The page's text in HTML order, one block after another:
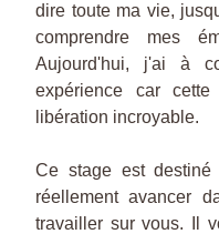
dire toute ma vie,
comprendre mes
Aujourd'hui, j'ai à
expérience car
libération incroyable.
Ce stage est
réellement avancer
travailler sur vous. Il